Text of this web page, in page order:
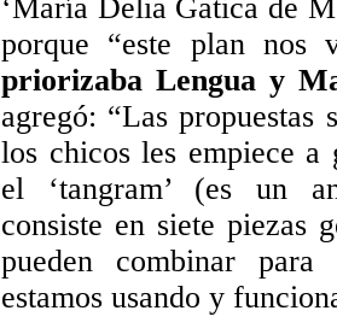
‘María Delia Gatica de
porque “este plan nos
priorizaba Lengua y
agregó: “Las
los chicos les empiece
el ‘tangram’ (es un
consiste en siete piezas
pueden combinar
estamos usando y